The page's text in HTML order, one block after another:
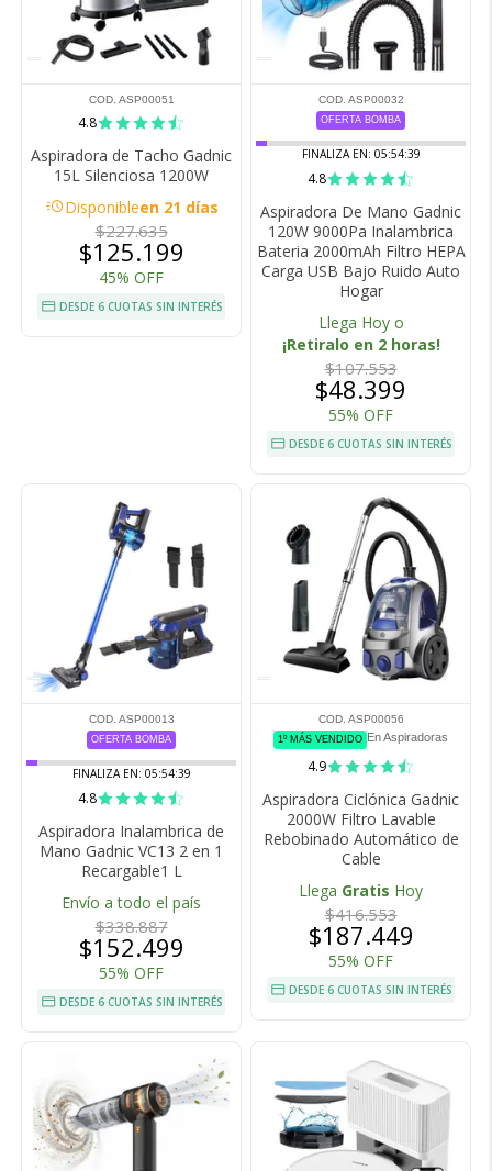
COD. ASP00051
4.8
Aspiradora de Tacho Gadnic
15L Silenciosa 1200W
acuteDisponibleen 21 días
$227.635
$125.199
45% OFF
DESDE 6 CUOTAS SIN INTERÉS
COD. ASP00032
OFERTA BOMBA
FINALIZA EN: 05:54:38
4.8
Aspiradora De Mano Gadnic
120W 9000Pa Inalambrica
Bateria 2000mAh Filtro HEPA
Carga USB Bajo Ruido Auto
Hogar
Llega Hoy o
¡Retiralo en 2 horas!
$107.553
$48.399
55% OFF
DESDE 6 CUOTAS SIN INTERÉS
COD. ASP00013
OFERTA BOMBA
FINALIZA EN: 05:54:38
4.8
Aspiradora Inalambrica de
Mano Gadnic VC13 2 en 1
Recargable1 L
Envío a todo el país
$338.887
$152.499
55% OFF
DESDE 6 CUOTAS SIN INTERÉS
COD. ASP00056
1º MÁS VENDIDO En Aspiradoras
4.9
Aspiradora Ciclónica Gadnic
2000W Filtro Lavable
Rebobinado Automático de
Cable
Llega Gratis Hoy
$416.553
$187.449
55% OFF
DESDE 6 CUOTAS SIN INTERÉS